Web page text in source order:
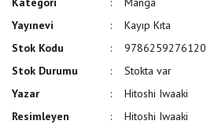
Yayınevi
Kayıp Kıta
Stok Kodu
9786259276120
Stok Durumu
Stokta var
Yazar
Hitoshi Iwaaki
Resimleyen
Hitoshi Iwaaki